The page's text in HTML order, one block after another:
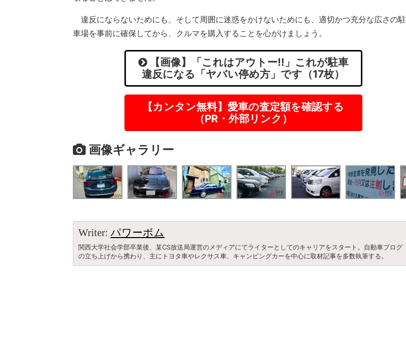
違反にならないためにも、そして周囲に迷惑をかけないためにも、適切かつ充分な広さの駐
車場を事前に確保してから、クルマを購入することを心がけましょう。
【画像】「これはアウトー!!」これが駐車
違反になる「ヤバい停め方」です（17枚）
【カンタン無料】愛車の査定額を確認する
（PR・外部リンク）
画像ギャラリー
Writer: パワーボム
関西大学社会学部卒業後、某CS放送局運営のメディアにてライターとしてのキャリアをスタート。自動車ブログ
の立ち上げから携わり、主にトヨタ車やレクサス車、キャンピングカーを中心に取材記事を多数執筆する。